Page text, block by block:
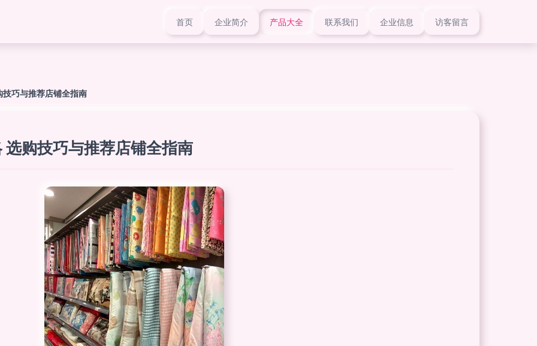
首页 企业简介 产品大全 联系我们 企业信息 访客留言
巧与推荐店铺全指南
购技巧与推荐店铺全指南